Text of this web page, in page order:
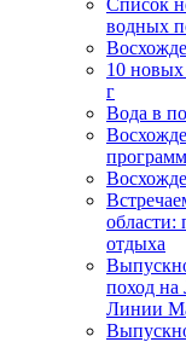
Список
водных
10 новых
г
Вода в
отдыха
поход
Линии